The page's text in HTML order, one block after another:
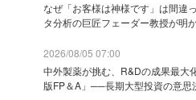
なぜ「お客様は神様です」は間違
タ分析の巨匠フェーダー教授が明
2026/08/05 07:00
中外製薬が挑む、R&Dの成果最大
版FP＆A」──長期大型投資の意思